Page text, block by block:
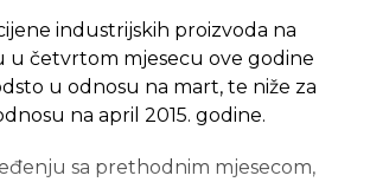
industrijskih proizvoda na
u četvrtom mjesecu ove godine
u odnosu na mart, te niže za
na april 2015. godine.
sa prethodnim mjesecom,